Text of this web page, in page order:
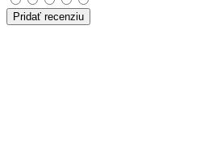
Pridať recenziu